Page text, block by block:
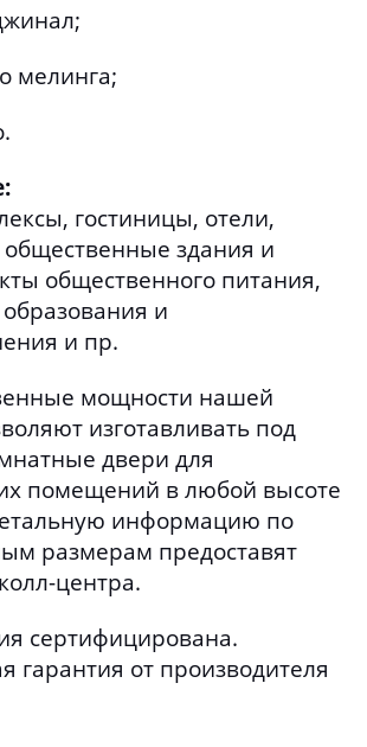
мелинга;
гостиницы, отели,
здания и
общественного питания,
и
и пр.
мощности нашей
изготавливать под
двери для
помещений в любой высоте
информацию по
размерам предоставят
центра.
сертифицирована.
гарантия от производителя